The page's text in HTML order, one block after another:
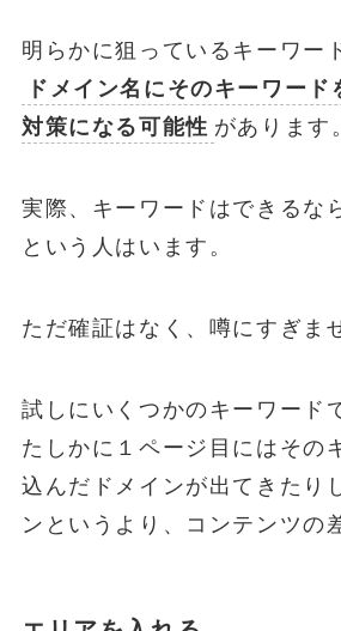
明らかに狙っているキーワー
ドメイン名にそのキーワー
対策になる可能性 があります
実際、キーワードはできるな
という人はいます。
ただ確証はなく、噂にすぎま
試しにいくつかのキーワード
たしかに１ページ目にはその
込んだドメインが出てきたり
ンというより、コンテンツの